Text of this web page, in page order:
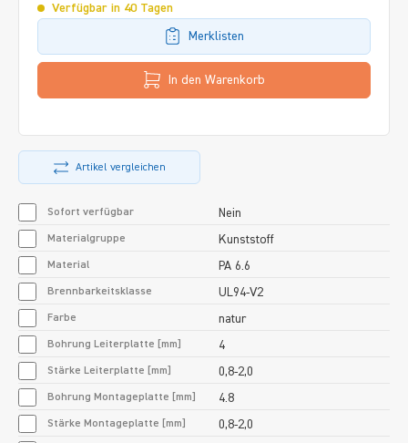
Verfügbar in 40 Tagen
Merklisten
In den Warenkorb
Artikel vergleichen
Sofort verfügbar Nein
Materialgruppe Kunststoff
Material PA 6.6
Brennbarkeitsklasse UL94-V2
Farbe natur
Bohrung Leiterplatte [mm] 4
Stärke Leiterplatte [mm] 0,8-2,0
Bohrung Montageplatte [mm] 4.8
Stärke Montageplatte [mm] 0,8-2,0